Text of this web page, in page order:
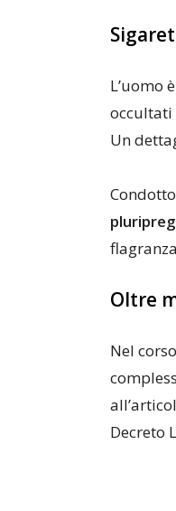
L’uomo
occultati
Un
Oltre
Nel
Decreto